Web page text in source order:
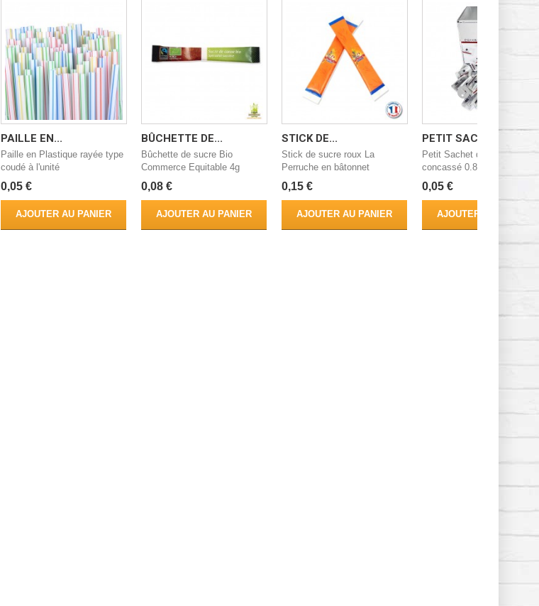
PAILLE EN...
Paille en Plastique rayée type
coudé à l'unité
0,05 €
AJOUTER AU PANIER
BÛCHETTE DE...
Bûchette de sucre Bio
Commerce Equitable 4g
0,08 €
AJOUTER AU PANIER
STICK DE...
Stick de sucre roux La
Perruche en bâtonnet
0,15 €
AJOUTER AU PANIER
PETIT SACHET...
Petit Sachet de poivre noir
concassé 0.8gr...
0,05 €
AJOUTER AU PANIER